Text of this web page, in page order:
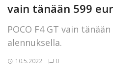
vain tänään 599
POCO F4 GT vain
alennuksella.
10.5.2022 0